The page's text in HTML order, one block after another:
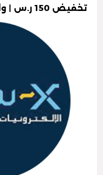
تخفيض 150 ر.س | وادي الكوبونات